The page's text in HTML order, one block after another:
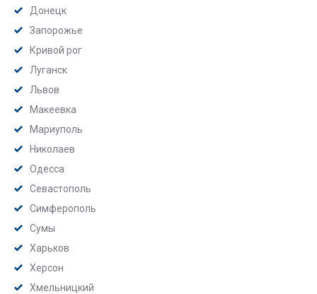
Донецк
Запорожье
Кривой рог
Луганск
Львов
Макеевка
Мариуполь
Николаев
Одесса
Севастополь
Симферополь
Сумы
Харьков
Херсон
Хмельницкий